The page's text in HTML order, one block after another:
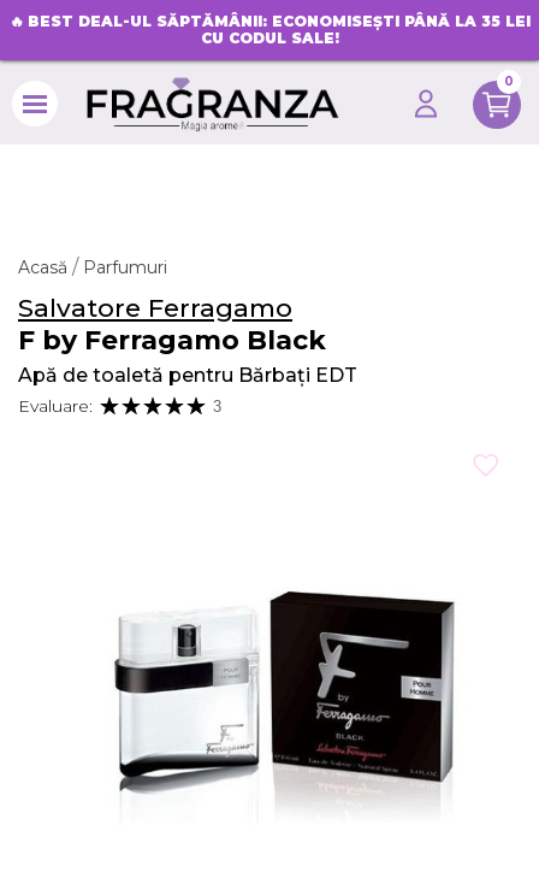
🔥 BEST DEAL-UL SĂPTĂMÂNII: ECONOMISEȘTI PÂNĂ LA 35 LEI
CU CODUL SALE!
0
Acasă Parfumuri
Salvatore Ferragamo
F by Ferragamo Black
Apă de toaletă pentru Bărbați EDT
Evaluare: 3